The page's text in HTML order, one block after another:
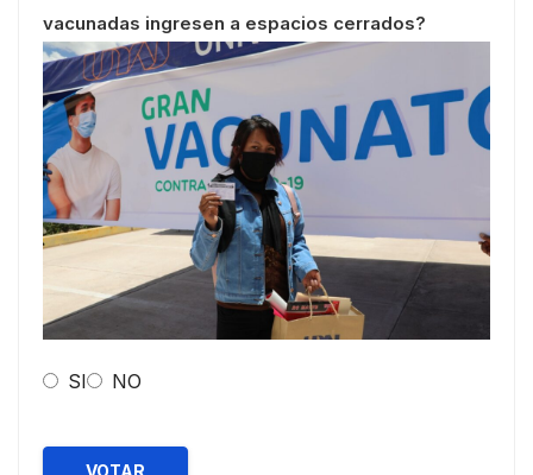
vacunadas ingresen a espacios cerrados?
SI NO
VOTAR